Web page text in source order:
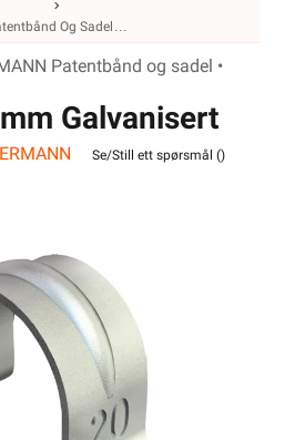
Og Sadel
Patentbånd og sadel •
Galvanisert
Se/Still ett spørsmål ()